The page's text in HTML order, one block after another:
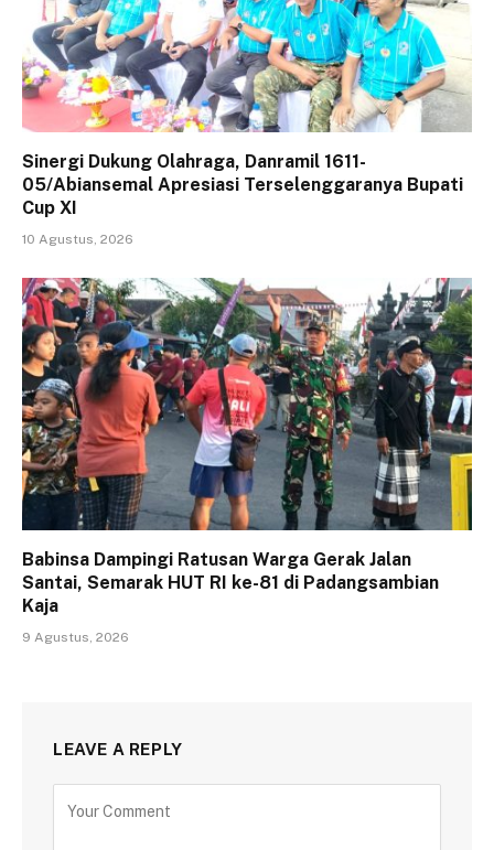
Sinergi Dukung Olahraga, Danramil 1611-
05/Abiansemal Apresiasi Terselenggaranya Bupati
Cup XI
10 Agustus, 2026
Babinsa Dampingi Ratusan Warga Gerak Jalan
Santai, Semarak HUT RI ke-81 di Padangsambian
Kaja
9 Agustus, 2026
LEAVE A REPLY